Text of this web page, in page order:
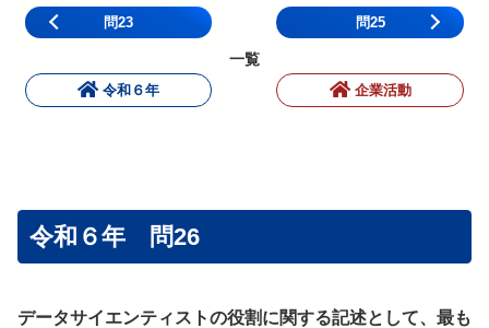
問23 問25
一覧
令和６年 企業活動
令和６年 問26
データサイエンティストの役割に関する記述として、最も